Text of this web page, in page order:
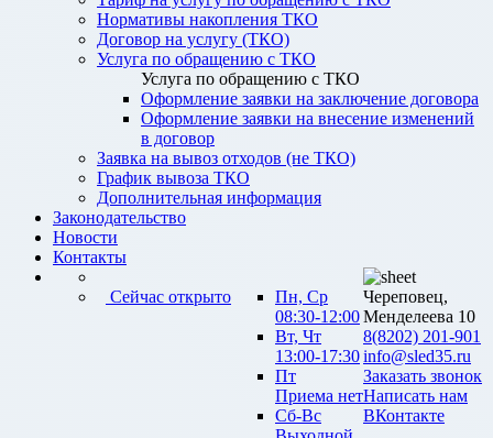
Нормативы накопления ТКО
Договор на услугу (ТКО)
Услуга по обращению с ТКО
Услуга по обращению с ТКО
Оформление заявки на заключение договора
Оформление заявки на внесение изменений
в договор
Заявка на вывоз отходов (не ТКО)
График вывоза ТКО
Дополнительная информация
Законодательство
Новости
Контакты
Сейчас открыто
Пн, Ср
08:30-12:00
Вт, Чт
13:00-17:30
Пт
Приема нет
Сб-Вс
Череповец,
Менделеева 10
8(8202) 201-901
info@sled35.ru
Заказать звонок
Написать нам
ВКонтакте